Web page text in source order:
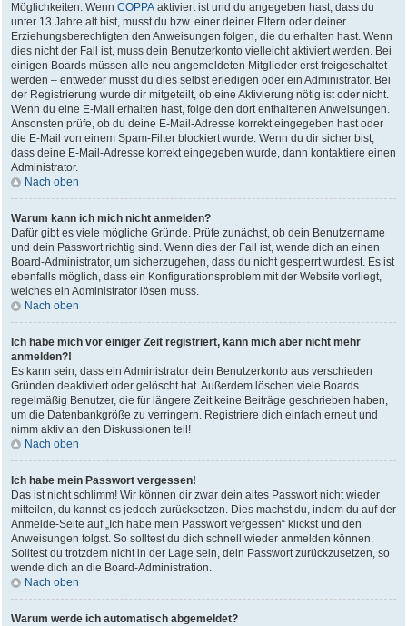
Möglichkeiten. Wenn COPPA aktiviert ist und du angegeben hast, dass du
unter 13 Jahre alt bist, musst du bzw. einer deiner Eltern oder deiner
Erziehungsberechtigten den Anweisungen folgen, die du erhalten hast. Wenn
dies nicht der Fall ist, muss dein Benutzerkonto vielleicht aktiviert werden. Bei
einigen Boards müssen alle neu angemeldeten Mitglieder erst freigeschaltet
werden – entweder musst du dies selbst erledigen oder ein Administrator. Bei
der Registrierung wurde dir mitgeteilt, ob eine Aktivierung nötig ist oder nicht.
Wenn du eine E-Mail erhalten hast, folge den dort enthaltenen Anweisungen.
Ansonsten prüfe, ob du deine E-Mail-Adresse korrekt eingegeben hast oder
die E-Mail von einem Spam-Filter blockiert wurde. Wenn du dir sicher bist,
dass deine E-Mail-Adresse korrekt eingegeben wurde, dann kontaktiere einen
Administrator.
Nach oben
Warum kann ich mich nicht anmelden?
Dafür gibt es viele mögliche Gründe. Prüfe zunächst, ob dein Benutzername
und dein Passwort richtig sind. Wenn dies der Fall ist, wende dich an einen
Board-Administrator, um sicherzugehen, dass du nicht gesperrt wurdest. Es ist
ebenfalls möglich, dass ein Konfigurationsproblem mit der Website vorliegt,
welches ein Administrator lösen muss.
Nach oben
Ich habe mich vor einiger Zeit registriert, kann mich aber nicht mehr
anmelden?!
Es kann sein, dass ein Administrator dein Benutzerkonto aus verschieden
Gründen deaktiviert oder gelöscht hat. Außerdem löschen viele Boards
regelmäßig Benutzer, die für längere Zeit keine Beiträge geschrieben haben,
um die Datenbankgröße zu verringern. Registriere dich einfach erneut und
nimm aktiv an den Diskussionen teil!
Nach oben
Ich habe mein Passwort vergessen!
Das ist nicht schlimm! Wir können dir zwar dein altes Passwort nicht wieder
mitteilen, du kannst es jedoch zurücksetzen. Dies machst du, indem du auf der
Anmelde-Seite auf „Ich habe mein Passwort vergessen“ klickst und den
Anweisungen folgst. So solltest du dich schnell wieder anmelden können.
Solltest du trotzdem nicht in der Lage sein, dein Passwort zurückzusetzen, so
wende dich an die Board-Administration.
Nach oben
Warum werde ich automatisch abgemeldet?